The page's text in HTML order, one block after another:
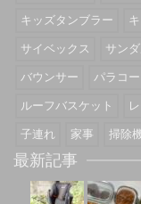
キッズタンブラー
サイベックス
サン
バウンサー
パラコ
ルーフバスケット
子連れ
家事 掃除
最新記事